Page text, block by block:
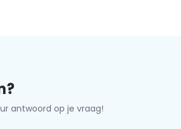
antwoord op je vraag!